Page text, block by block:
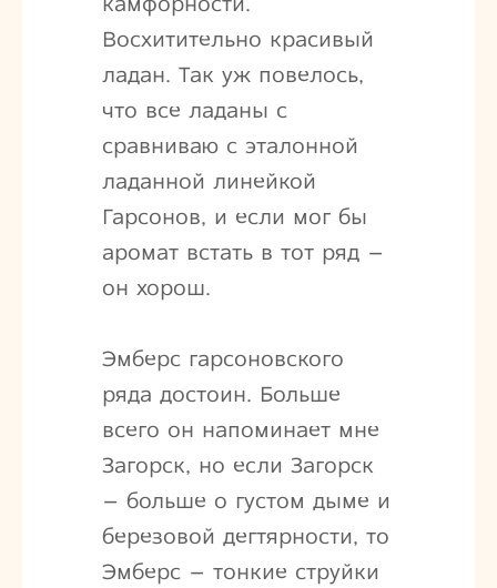
Восхитительно красивый
ладан. Так уж повелось,
что все ладаны с
сравниваю с эталонной
ладанной линейкой
Гарсонов, и если мог бы
аромат встать в тот ряд –
он хорош.
Эмберс гарсоновского
ряда достоин. Больше
всего он напоминает мне
Загорск, но если Загорск
– больше о густом дыме и
березовой дегтярности, то
Эмберс – тонкие струйки